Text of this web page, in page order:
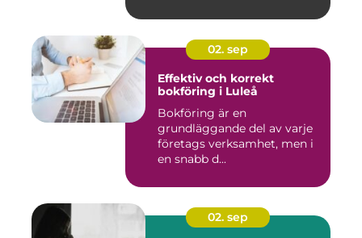
02. sep
Effektiv och korrekt
bokföring i Luleå
Bokföring är en
grundläggande del av varje
företags verksamhet, men i
en snabb d...
02. sep